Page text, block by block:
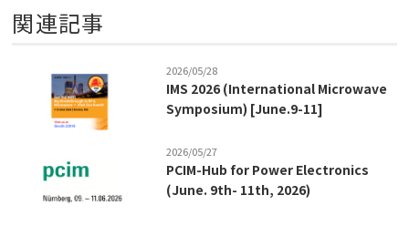
関連記事
2026/05/28
IMS 2026 (International Microwave
Symposium) [June.9-11]
2026/05/27
PCIM-Hub for Power Electronics
(June. 9th- 11th, 2026)